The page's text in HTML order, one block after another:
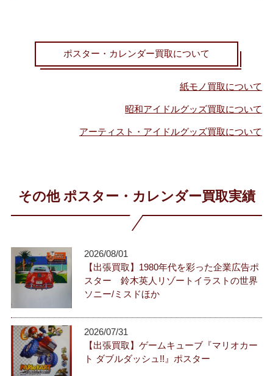
ポスター・カレンダー買取について
紙モノ買取について
昭和アイドルグッズ買取について
アーティスト・アイドルグッズ買取について
その他 ポスター・カレンダー買取実績
2026/08/01
【出張買取】1980年代を彩った企業広告ポ
スター 鈴木英人リゾートイラストの世界
ソニー/ミスドほか
2026/07/31
【出張買取】ゲームキューブ『マリオカー
ト ダブルダッシュ!!』ポスター